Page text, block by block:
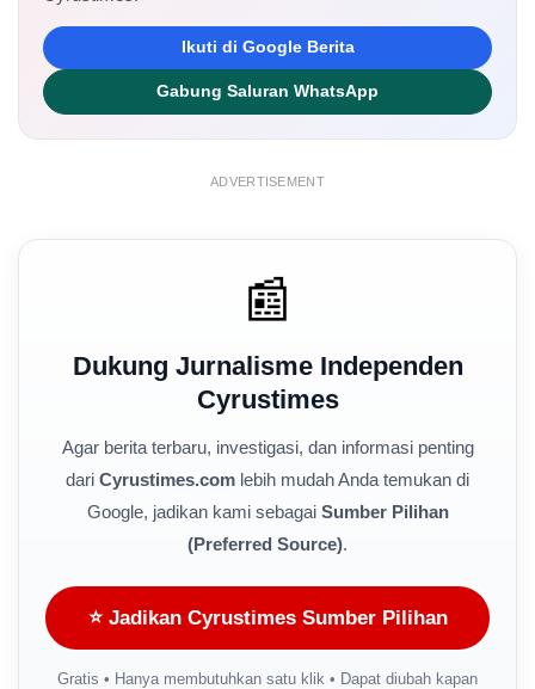
Ikuti di Google Berita
Gabung Saluran WhatsApp
ADVERTISEMENT
📰
Dukung Jurnalisme Independen
Cyrustimes
Agar berita terbaru, investigasi, dan informasi penting
dari Cyrustimes.com lebih mudah Anda temukan di
Google, jadikan kami sebagai Sumber Pilihan
(Preferred Source).
⭐ Jadikan Cyrustimes Sumber Pilihan
Gratis • Hanya membutuhkan satu klik • Dapat diubah kapan